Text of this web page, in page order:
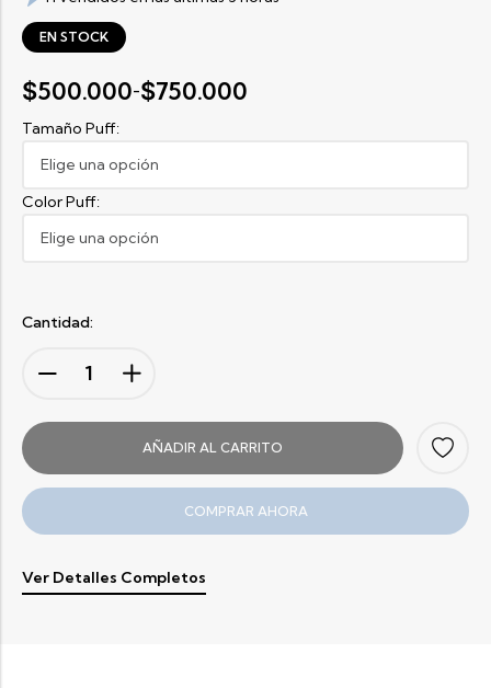
EN STOCK
$500.000-$750.000
Tamaño Puff:
Color Puff:
Cantidad:
AÑADIR AL CARRITO
COMPRAR AHORA
Ver Detalles Completos